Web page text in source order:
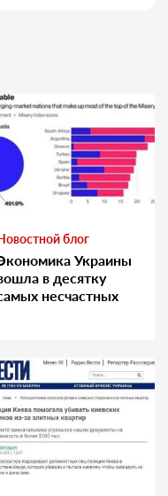
блог
Украины
в десятку
несчастных